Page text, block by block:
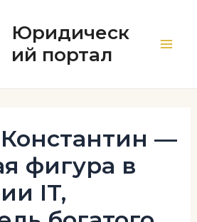
Юридическ
ий портал
—
фигура в
IT,